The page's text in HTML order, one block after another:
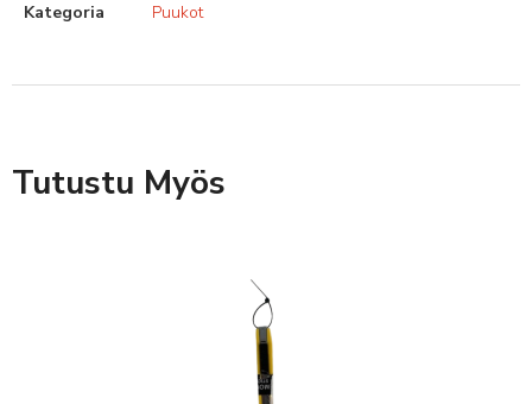
Kategoria
Puukot
Tutustu Myös